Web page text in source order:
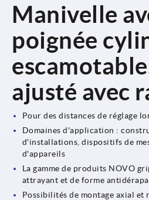
Manivelle
poignée
ajusté avec
Pour des distances de réglage
Domaines d'application :
d'installations, dispositifs de
d'appareils
La gamme de produits NOVO
attrayant et de forme
Possibilités de montage axial et